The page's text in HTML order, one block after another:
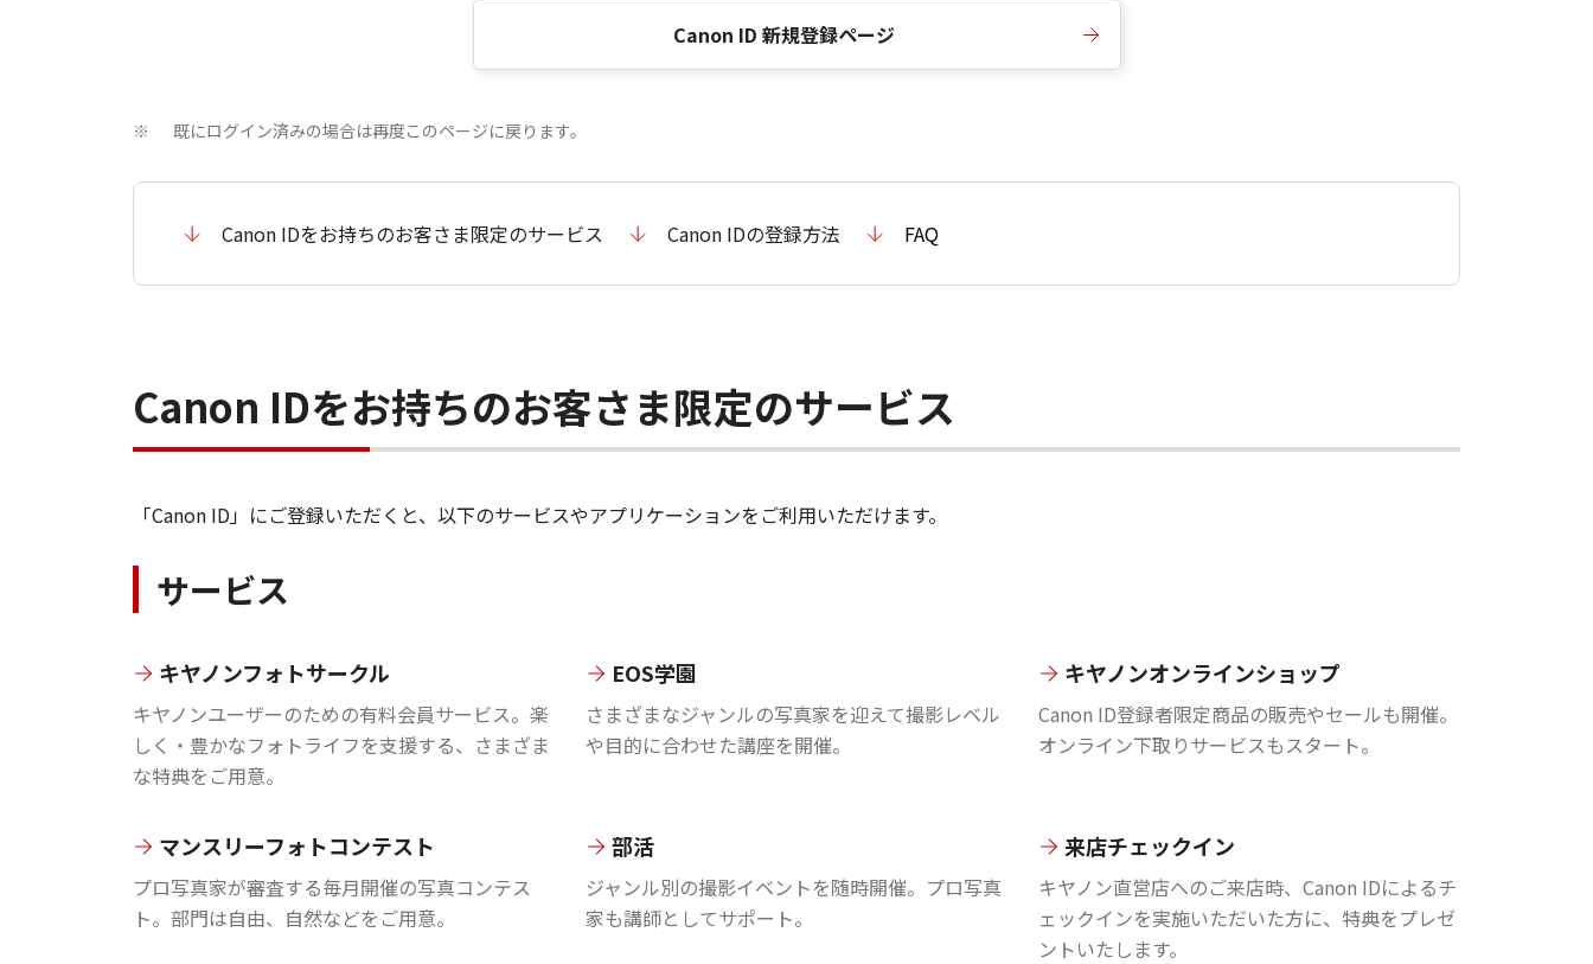
Canon ID 新規登録ページ
※ 既にログイン済みの場合は再度このページに戻ります。
Canon IDをお持ちのお客さま限定のサービス Canon IDの登録方法 FAQ
Canon IDをお持ちのお客さま限定のサービス
「Canon ID」にご登録いただくと、以下のサービスやアプリケーションをご利用いただけます。
サービス
キヤノンフォトサークル
キヤノンユーザーのための有料会員サービス。楽
しく・豊かなフォトライフを支援する、さまざま
な特典をご用意。
EOS学園
さまざまなジャンルの写真家を迎えて撮影レベル
や目的に合わせた講座を開催。
キヤノンオンラインショップ
Canon ID登録者限定商品の販売やセールも開催。
オンライン下取りサービスもスタート。
マンスリーフォトコンテスト
プロ写真家が審査する毎月開催の写真コンテス
ト。部門は自由、自然などをご用意。
部活
ジャンル別の撮影イベントを随時開催。プロ写真
家も講師としてサポート。
来店チェックイン
キヤノン直営店へのご来店時、Canon IDによるチ
ェックインを実施いただいた方に、特典をプレゼ
ントいたします。